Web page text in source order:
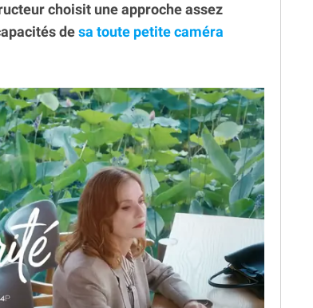
choisit une approche assez
desa toute petite caméra